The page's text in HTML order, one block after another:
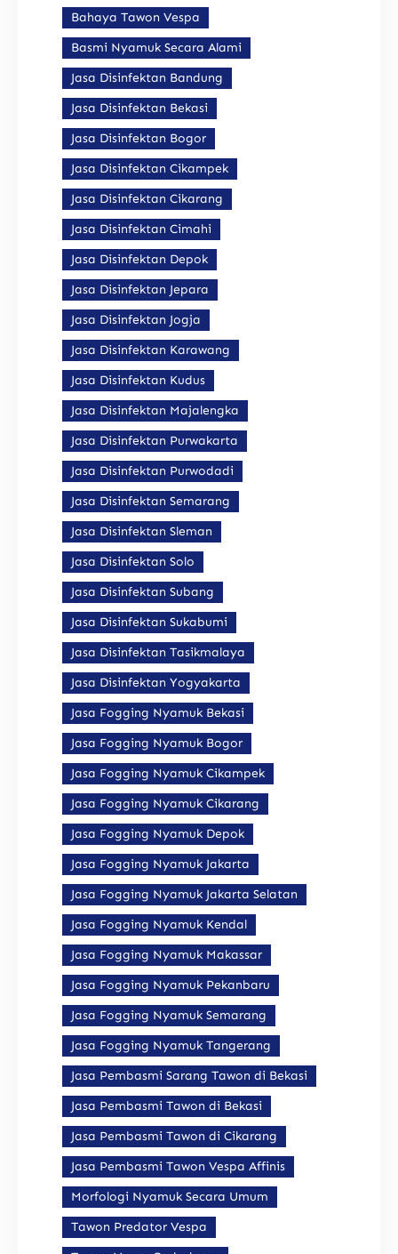
Bahaya Tawon Vespa
Basmi Nyamuk Secara Alami
Jasa Disinfektan Bandung
Jasa Disinfektan Bekasi
Jasa Disinfektan Bogor
Jasa Disinfektan Cikampek
Jasa Disinfektan Cikarang
Jasa Disinfektan Cimahi
Jasa Disinfektan Depok
Jasa Disinfektan Jepara
Jasa Disinfektan Jogja
Jasa Disinfektan Karawang
Jasa Disinfektan Kudus
Jasa Disinfektan Majalengka
Jasa Disinfektan Purwakarta
Jasa Disinfektan Purwodadi
Jasa Disinfektan Semarang
Jasa Disinfektan Sleman
Jasa Disinfektan Solo
Jasa Disinfektan Subang
Jasa Disinfektan Sukabumi
Jasa Disinfektan Tasikmalaya
Jasa Disinfektan Yogyakarta
Jasa Fogging Nyamuk Bekasi
Jasa Fogging Nyamuk Bogor
Jasa Fogging Nyamuk Cikampek
Jasa Fogging Nyamuk Cikarang
Jasa Fogging Nyamuk Depok
Jasa Fogging Nyamuk Jakarta
Jasa Fogging Nyamuk Jakarta Selatan
Jasa Fogging Nyamuk Kendal
Jasa Fogging Nyamuk Makassar
Jasa Fogging Nyamuk Pekanbaru
Jasa Fogging Nyamuk Semarang
Jasa Fogging Nyamuk Tangerang
Jasa Pembasmi Sarang Tawon di Bekasi
Jasa Pembasmi Tawon di Bekasi
Jasa Pembasmi Tawon di Cikarang
Jasa Pembasmi Tawon Vespa Affinis
Morfologi Nyamuk Secara Umum
Tawon Predator Vespa